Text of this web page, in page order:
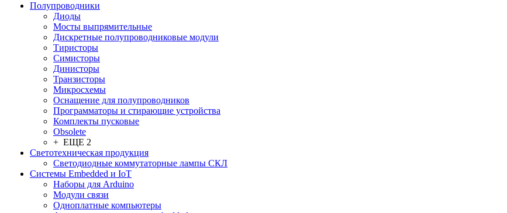
Полупроводники
Диоды
Мосты выпрямительные
Дискретные полупроводниковые модули
Тиристоры
Симисторы
Динисторы
Транзисторы
Микросхемы
Оснащение для полупроводников
Программаторы и стирающие устройства
Комплекты пусковые
Obsolete
+ ЕЩЕ 2
Светотехническая продукция
Светодиодные коммутаторные лампы СКЛ
Системы Embedded и IoT
Наборы для Arduino
Модули связи
Одноплатные компьютеры